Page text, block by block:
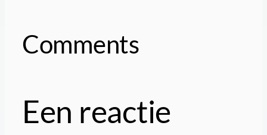
Comments
Een reactie